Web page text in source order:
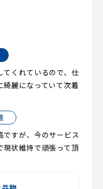
くれているので、仕
綺麗になっていて次着
すが、今のサービス
現状維持で頑張って頂